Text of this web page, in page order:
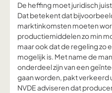
De heffing moet juridisch
Dat betekent dat
marktinkomsten moeten
productiemiddelen zo min
maar ook dat de regeling zo
mogelijk is. Met name de
onderdeel zijn van een
gaan worden, pakt verkeerd
NVDE adviseren dat